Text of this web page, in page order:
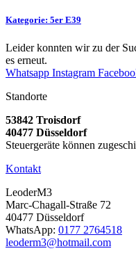
Kategorie: 5er E39
Leider konnten wir zu der
es erneut.
Whatsapp Instagram
Standorte
53842 Troisdorf
40477 Düsseldorf
Steuergeräte können
Kontakt
LeoderM3
Marc-Chagall-Straße 72
40477 Düsseldorf
WhatsApp: 0177 2764518
leoderm3@hotmail.com